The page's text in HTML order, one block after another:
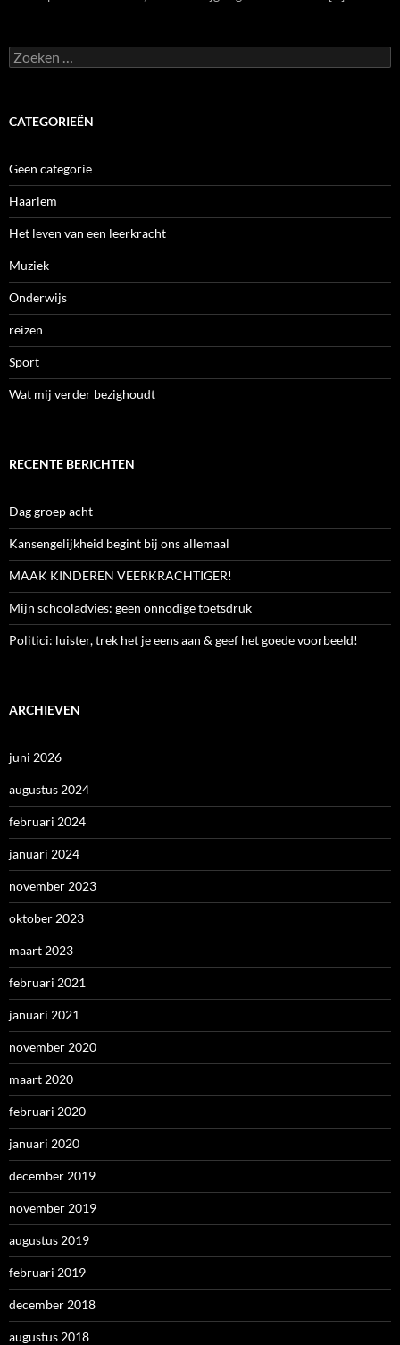
Zoeken
naar:
CATEGORIEËN
Geen categorie
Haarlem
Het leven van een leerkracht
Muziek
Onderwijs
reizen
Sport
Wat mij verder bezighoudt
RECENTE BERICHTEN
Dag groep acht
Kansengelijkheid begint bij ons allemaal
MAAK KINDEREN VEERKRACHTIGER!
Mijn schooladvies: geen onnodige toetsdruk
Politici: luister, trek het je eens aan & geef het goede voorbeeld!
ARCHIEVEN
juni 2026
augustus 2024
februari 2024
januari 2024
november 2023
oktober 2023
maart 2023
februari 2021
januari 2021
november 2020
maart 2020
februari 2020
januari 2020
december 2019
november 2019
augustus 2019
februari 2019
december 2018
augustus 2018